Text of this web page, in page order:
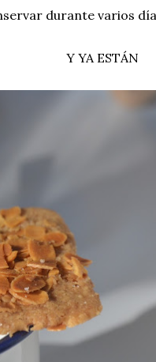
durante varios
Y YA ESTÁN